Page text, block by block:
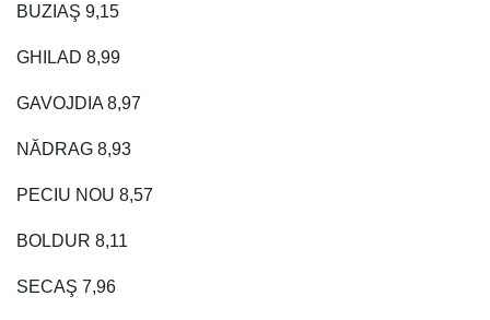
BUZIAŞ 9,15
GHILAD 8,99
GAVOJDIA 8,97
NĂDRAG 8,93
PECIU NOU 8,57
BOLDUR 8,11
SECAŞ 7,96